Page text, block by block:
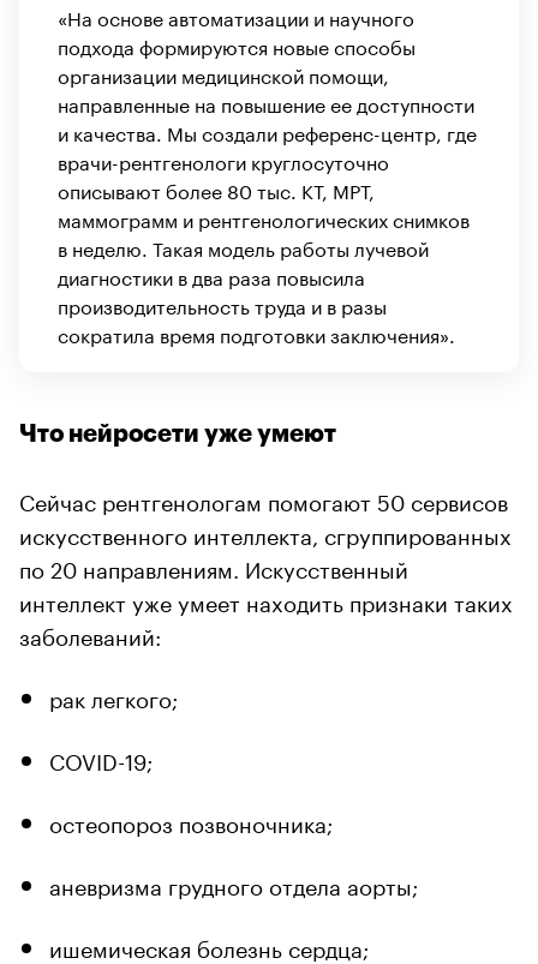
«На основе автоматизации и научного
подхода формируются новые способы
организации медицинской помощи,
направленные на повышение ее доступности
и качества. Мы создали референс-центр, где
врачи-рентгенологи круглосуточно
описывают более 80 тыс. КТ, МРТ,
маммограмм и рентгенологических снимков
в неделю. Такая модель работы лучевой
диагностики в два раза повысила
производительность труда и в разы
сократила время подготовки заключения».
Что нейросети уже умеют
Сейчас рентгенологам помогают 50 сервисов
искусственного интеллекта, сгруппированных
по 20 направлениям. Искусственный
интеллект уже умеет находить признаки таких
заболеваний:
рак легкого;
COVID-19;
остеопороз позвоночника;
аневризма грудного отдела аорты;
ишемическая болезнь сердца;